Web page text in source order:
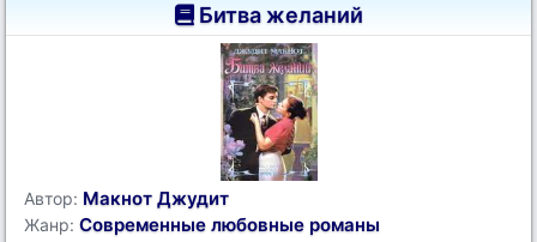
Битва желаний
Автор: Макнот Джудит
Жанр: Современные любовные романы